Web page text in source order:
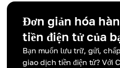
Đơn giản hóa
tiền điện tử của
Bạn muốn lưu trữ, gửi,
giao dịch tiền điện tử? Với